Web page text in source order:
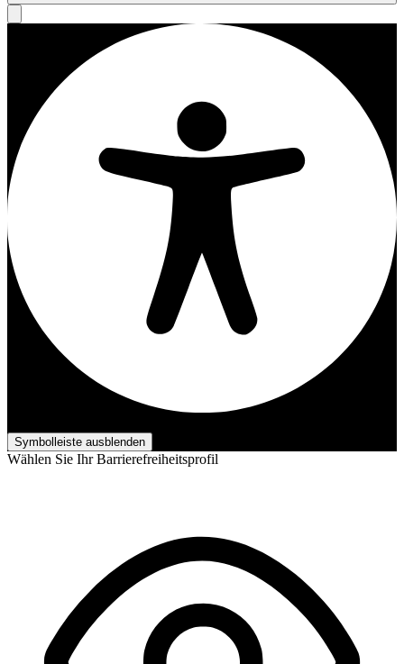
Symbolleiste ausblenden
Wählen Sie Ihr Barrierefreiheitsprofil